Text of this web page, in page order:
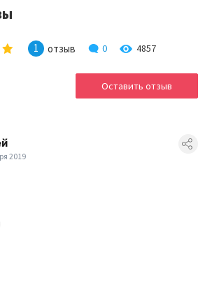
1 отзыв 0 4857
Оставить отзыв
2019